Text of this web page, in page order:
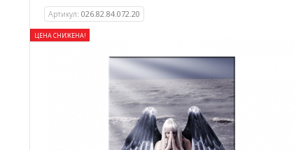
Артикул: 026.82.84.072.20
ЦЕНА СНИЖЕНА!